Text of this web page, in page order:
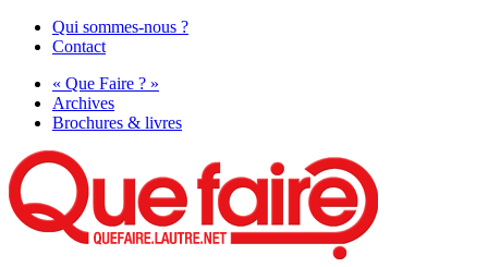
Qui sommes-nous ?
Contact
« Que Faire ? »
Archives
Brochures & livres